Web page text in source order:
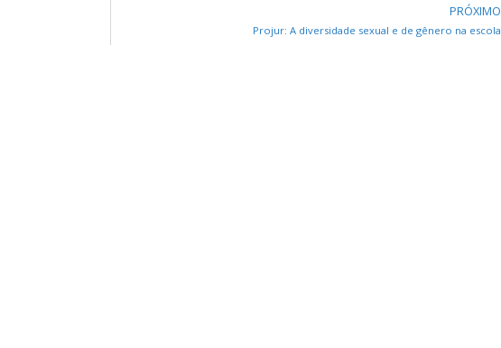
PRÓXIMO
Projur: A diversidade sexual e de gênero na escola